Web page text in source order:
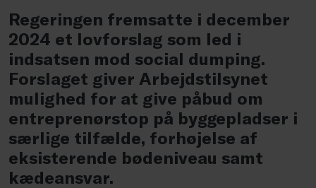
Regeringen fremsatte i december
2024 et lovforslag som led i
indsatsen mod social dumping.
Forslaget giver Arbejdstilsynet
mulighed for at give påbud om
entreprenørstop på byggepladser i
særlige tilfælde, forhøjelse af
eksisterende bødeniveau samt
kædeansvar.